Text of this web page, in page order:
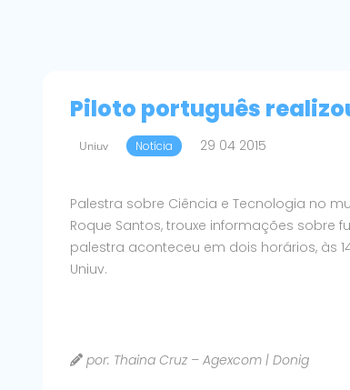
Piloto português
Uniuv Notícia 29 04 2015
Palestra sobre Ciência e Tecnologia no
Roque Santos, trouxe informações
palestra aconteceu em dois horários, às
Uniuv.
por: Thaina Cruz – Agexcom | Donig